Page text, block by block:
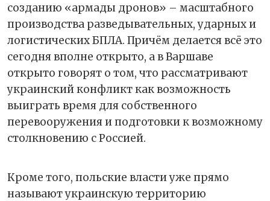
созданию «армады дронов» – масштабного
производства разведывательных, ударных и
логистических БПЛА. Причём делается всё это
сегодня вполне открыто, а в Варшаве
открыто говорят о том, что рассматривают
украинский конфликт как возможность
выиграть время для собственного
перевооружения и подготовки к возможному
столкновению с Россией.
Кроме того, польские власти уже прямо
называют украинскую территорию